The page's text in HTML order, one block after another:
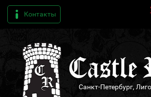
Контакты
Санкт-Петербург,